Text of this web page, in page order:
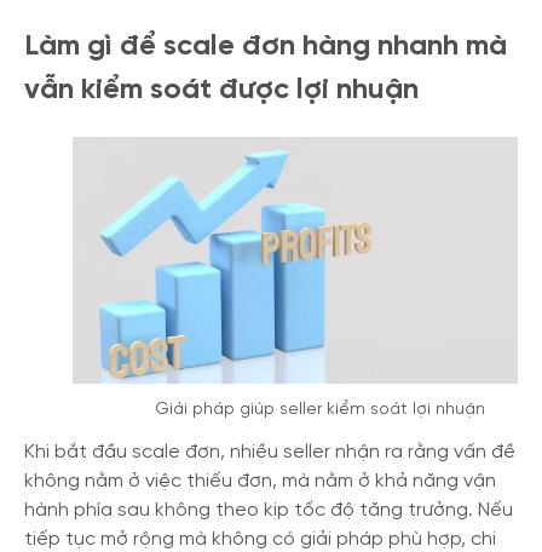
Làm gì để scale đơn hàng nhanh mà
vẫn kiểm soát được lợi nhuận
Giải pháp giúp seller kiểm soát lợi nhuận
Khi bắt đầu scale đơn, nhiều seller nhận ra rằng vấn đề
không nằm ở việc thiếu đơn, mà nằm ở khả năng vận
hành phía sau không theo kịp tốc độ tăng trưởng. Nếu
tiếp tục mở rộng mà không có giải pháp phù hợp, chi